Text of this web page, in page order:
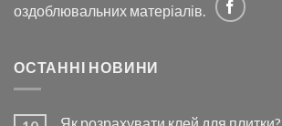
оздоблювальних матеріалів.
ОСТАННІ НОВИНИ